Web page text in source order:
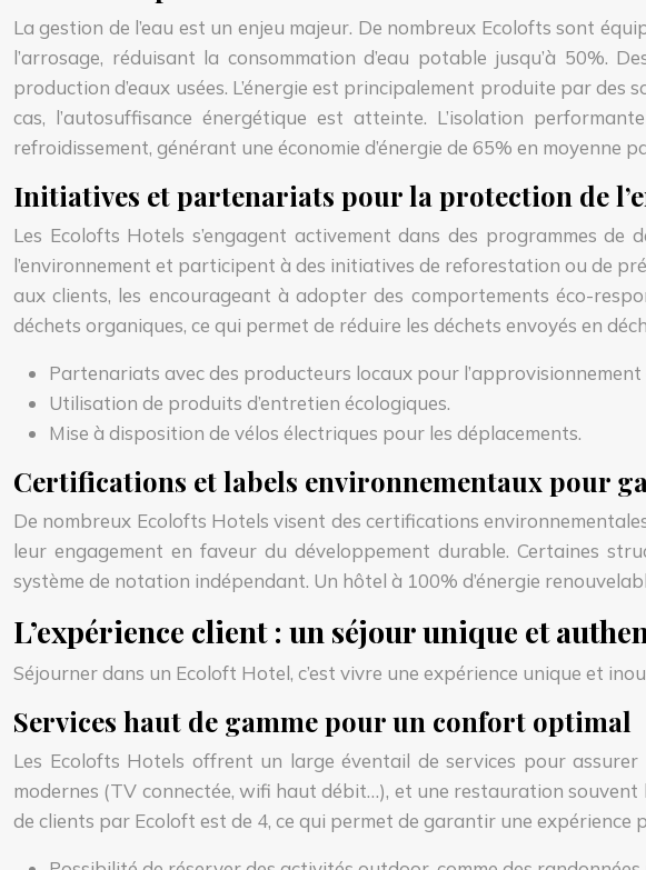
La gestion de l’eau est un enjeu majeur. De nombreux Ecolofts sont
l’arrosage, réduisant la consommation d’eau potable jusqu’à 50%.
production d’eaux usées. L’énergie est principalement produite par des
cas, l’autosuffisance énergétique est atteinte. L’isolation
refroidissement, générant une économie d’énergie de 65% en moyenne
Initiatives et partenariats pour la protection de
Les Ecolofts Hotels s’engagent activement dans des programmes
l’environnement et participent à des initiatives de reforestation ou de
aux clients, les encourageant à adopter des comportements éco-
déchets organiques, ce qui permet de réduire les déchets envoyés en
Partenariats avec des producteurs locaux pour
Utilisation de produits d’entretien écologiques.
Mise à disposition de vélos électriques pour les déplacements.
Certifications et labels environnementaux pour
De nombreux Ecolofts Hotels visent des certifications
leur engagement en faveur du développement durable. Certaines
système de notation indépendant. Un hôtel à 100% d’énergie
L’expérience client : un séjour unique et
Séjourner dans un Ecoloft Hotel, c’est vivre une expérience unique et
Services haut de gamme pour un confort optimal
Les Ecolofts Hotels offrent un large éventail de services pour
modernes (TV connectée, wifi haut débit…), et une restauration
de clients par Ecoloft est de 4, ce qui permet de garantir une expérience